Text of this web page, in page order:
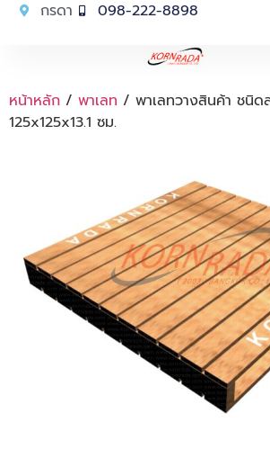
กรดา 098-222-8898
หน้าหลัก / พาเลท / พาเลทวางสินค้า ชนิด
125x125x13.1 ซม.